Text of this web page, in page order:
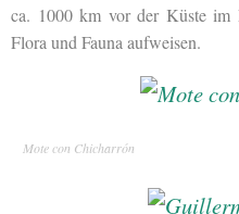
ca. 1000 km vor der Küste im
Flora und Fauna aufweisen.
Mote con Chicharrón